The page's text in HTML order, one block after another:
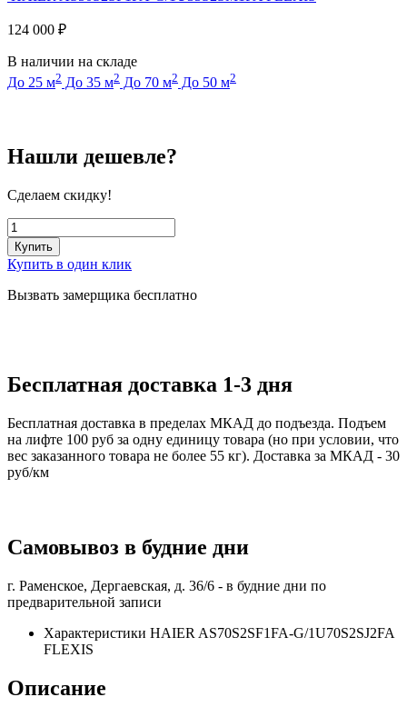
124 000 ₽
В наличии на складе
До 25 м2 До 35 м2 До 70 м2 До 50 м2
Нашли дешевле?
Сделаем скидку!
Купить
Купить в один клик
Вызвать замерщика бесплатно
Бесплатная доставка 1-3 дня
Бесплатная доставка в пределах МКАД до подъезда. Подъем
на лифте 100 руб за одну единицу товара (но при условии, что
вес заказанного товара не более 55 кг). Доставка за МКАД - 30
руб/км
Самовывоз в будние дни
г. Раменское, Дергаевская, д. 36/6 - в будние дни по
предварительной записи
Характеристики HAIER AS70S2SF1FA-G/1U70S2SJ2FA
FLEXIS
Описание